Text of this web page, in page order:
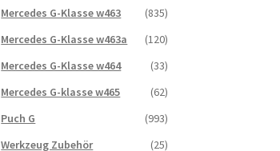
Mercedes G-Klasse w463
(835)
Mercedes G-Klasse w463a
(120)
Mercedes G-Klasse w464
(33)
Mercedes G-klasse w465
(62)
Puch G
(993)
Werkzeug Zubehör
(25)